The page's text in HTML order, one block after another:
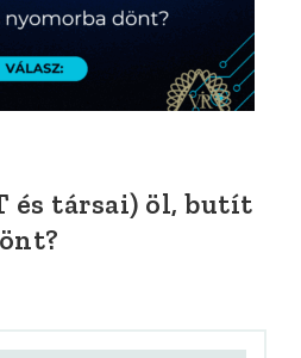
és társai) öl, butít